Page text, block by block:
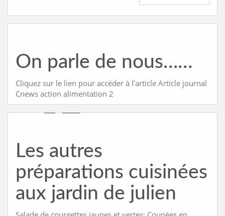
On parle de nous……
Cliquez sur le lien pour accéder à l’article Article journal
Cnews action alimentation 2
Les autres
préparations cuisinées
aux jardin de julien